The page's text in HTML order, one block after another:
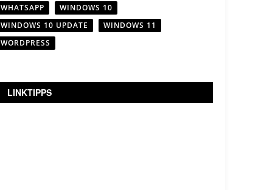
WHATSAPP
WINDOWS 10
WINDOWS 10 UPDATE
WINDOWS 11
WORDPRESS
LINKTIPPS